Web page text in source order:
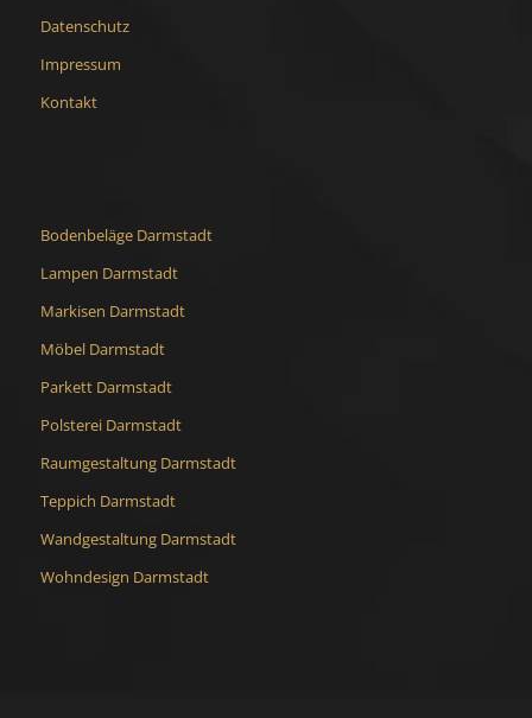
Datenschutz
Impressum
Kontakt
Bodenbeläge Darmstadt
Lampen Darmstadt
Markisen Darmstadt
Möbel Darmstadt
Parkett Darmstadt
Polsterei Darmstadt
Raumgestaltung Darmstadt
Teppich Darmstadt
Wandgestaltung Darmstadt
Wohndesign Darmstadt